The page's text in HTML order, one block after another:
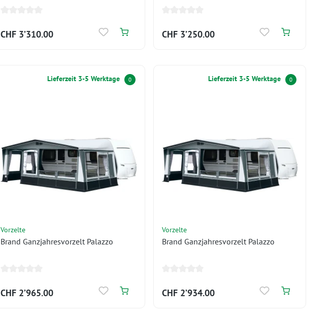
CHF 3’310.00 CHF 3’250.00
Lieferzeit 3-5 Werktage 0
Vorzelte
Brand Ganzjahresvorzelt Palazzo
CHF 2’965.00
Lieferzeit 3-5 Werktage 0
Vorzelte
Brand Ganzjahresvorzelt Palazzo
CHF 2’934.00